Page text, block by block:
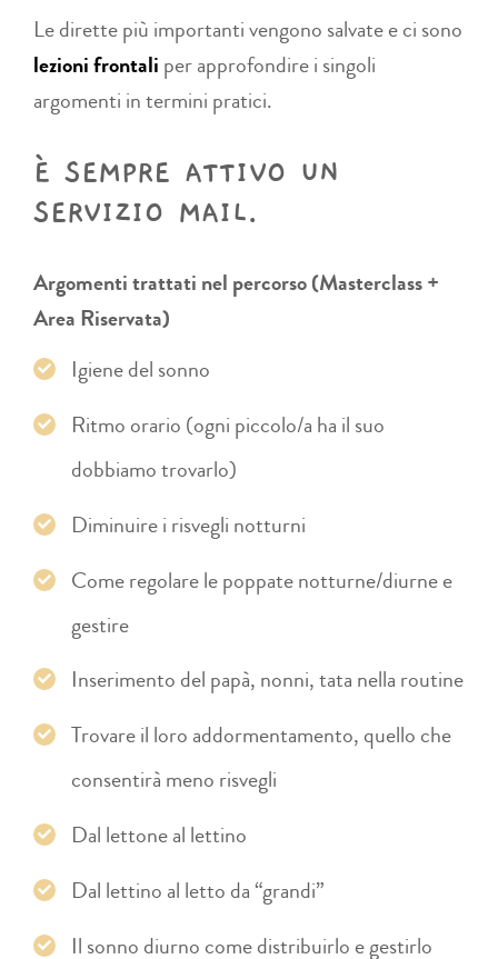
Le dirette più importanti vengono salvate e ci sono
lezioni frontali per approfondire i singoli
argomenti in termini pratici.
È SEMPRE ATTIVO UN
SERVIZIO MAIL.
Argomenti trattati nel percorso (Masterclass +
Area Riservata)
Igiene del sonno
Ritmo orario (ogni piccolo/a ha il suo
dobbiamo trovarlo)
Diminuire i risvegli notturni
Come regolare le poppate notturne/diurne e
gestire
Inserimento del papà, nonni, tata nella routine
Trovare il loro addormentamento, quello che
consentirà meno risvegli
Dal lettone al lettino
Dal lettino al letto da “grandi”
Il sonno diurno come distribuirlo e gestirlo